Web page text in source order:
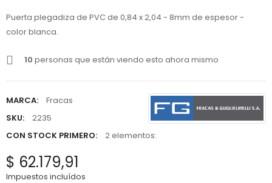
Puerta plegadiza de PVC de 0,84 x 2,04 - 8mm de espesor -
color blanca.
10 personas que están viendo esto ahora mismo
MARCA:
Fracas
SKU:
2235
CON STOCK PRIMERO:
2 elementos:
$ 62.179,91
Impuestos incluídos